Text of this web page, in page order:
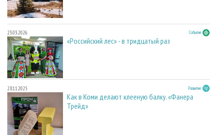
23.03.2026 События
«Российский лес» - в тридцатый раз
28.11.2025 Развитие
Как в Коми делают клееную балку. «Фанера
Трейд»